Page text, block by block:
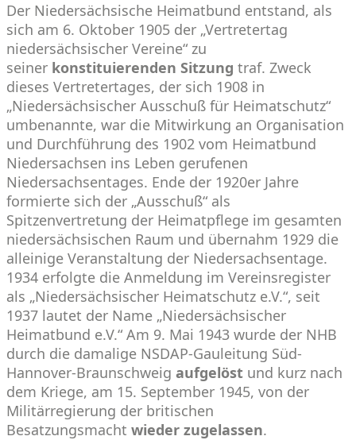
Der Niedersächsische Heimatbund entstand, als
sich am 6. Oktober 1905 der „Vertretertag
niedersächsischer Vereine“ zu
seiner konstituierenden Sitzung traf. Zweck
dieses Vertretertages, der sich 1908 in
„Niedersächsischer Ausschuß für Heimatschutz“
umbenannte, war die Mitwirkung an Organisation
und Durchführung des 1902 vom Heimatbund
Niedersachsen ins Leben gerufenen
Niedersachsentages. Ende der 1920er Jahre
formierte sich der „Ausschuß“ als
Spitzenvertretung der Heimatpflege im gesamten
niedersächsischen Raum und übernahm 1929 die
alleinige Veranstaltung der Niedersachsentage.
1934 erfolgte die Anmeldung im Vereinsregister
als „Niedersächsischer Heimatschutz e.V.“, seit
1937 lautet der Name „Niedersächsischer
Heimatbund e.V.“ Am 9. Mai 1943 wurde der NHB
durch die damalige NSDAP-Gauleitung Süd-
Hannover-Braunschweig aufgelöst und kurz nach
dem Kriege, am 15. September 1945, von der
Militärregierung der britischen
Besatzungsmacht wieder zugelassen.